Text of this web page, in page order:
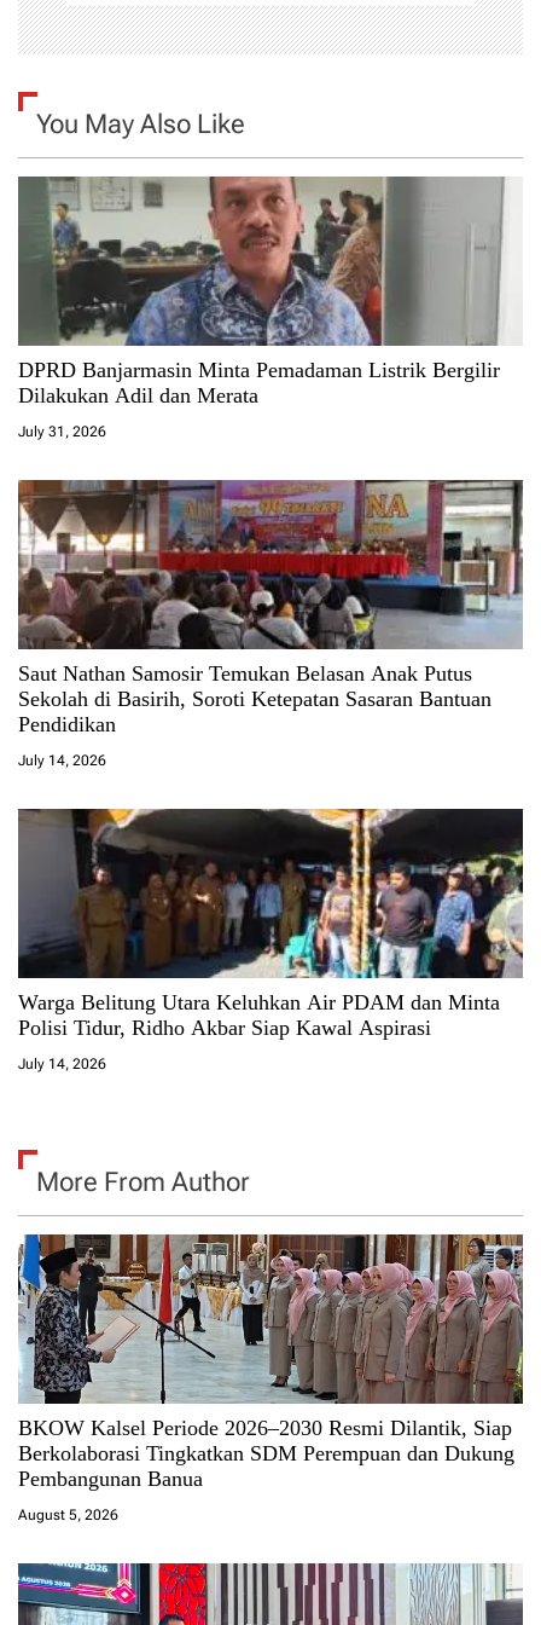
You May Also Like
DPRD Banjarmasin Minta Pemadaman Listrik Bergilir
Dilakukan Adil dan Merata
July 31, 2026
Saut Nathan Samosir Temukan Belasan Anak Putus
Sekolah di Basirih, Soroti Ketepatan Sasaran Bantuan
Pendidikan
July 14, 2026
Warga Belitung Utara Keluhkan Air PDAM dan Minta
Polisi Tidur, Ridho Akbar Siap Kawal Aspirasi
July 14, 2026
More From Author
BKOW Kalsel Periode 2026–2030 Resmi Dilantik, Siap
Berkolaborasi Tingkatkan SDM Perempuan dan Dukung
Pembangunan Banua
August 5, 2026